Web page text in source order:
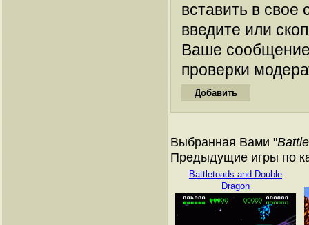
вставить в
введите или
Ваше
проверки
Выбранная Вами "
Предыдущие игры по
Battletoads and Double
Dragon